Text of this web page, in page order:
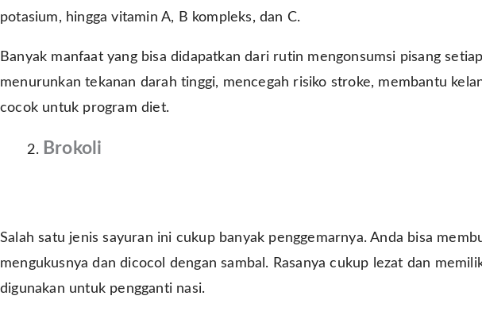
potasium, hingga vitamin A, B kompleks, dan C.
Banyak manfaat yang bisa didapatkan dari rutin mengonsumsi pisang
menurunkan tekanan darah tinggi, mencegah risiko stroke, membantu
cocok untuk program diet.
Brokoli
Salah satu jenis sayuran ini cukup banyak penggemarnya. Anda bisa
mengukusnya dan dicocol dengan sambal. Rasanya cukup lezat dan
digunakan untuk pengganti nasi.